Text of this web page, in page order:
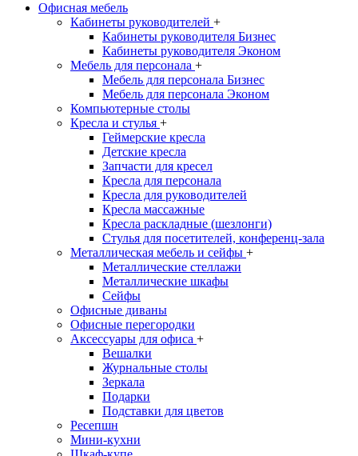
Офисная мебель
Кабинеты руководителей +
Кабинеты руководителя Бизнес
Кабинеты руководителя Эконом
Мебель для персонала +
Мебель для персонала Бизнес
Мебель для персонала Эконом
Компьютерные столы
Кресла и стулья +
Геймерские кресла
Детские кресла
Запчасти для кресел
Кресла для персонала
Кресла для руководителей
Кресла массажные
Кресла раскладные (шезлонги)
Стулья для посетителей, конференц-зала
Металлическая мебель и сейфы +
Металлические стеллажи
Металлические шкафы
Сейфы
Офисные диваны
Офисные перегородки
Аксессуары для офиса +
Вешалки
Журнальные столы
Зеркала
Подарки
Подставки для цветов
Ресепшн
Мини-кухни